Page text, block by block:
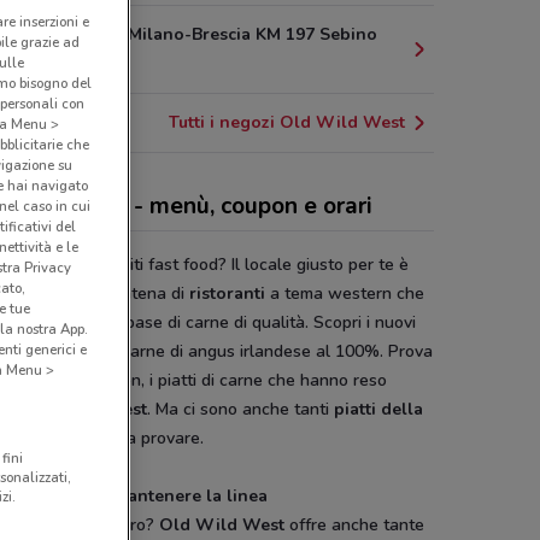
Autostrada Milano-Brescia KM 197 Sebino
Tutti i negozi Old Wild West
West - menù, coupon e orari
stancato dei soliti fast food? Il locale giusto per te è
West
, la catena di ristoranti a tema western che
e piatti a base di carne di qualità. Scopri i nuovi
Burgers, con carne di angus irlandese al 100%. Prova
del Saloon, i piatti di carne che hanno reso
Old Wild West. Ma ci sono anche tanti piatti della
Tex Mex da provare.
insalate per mantenere la linea
mantenerti leggero? Old Wild West offre anche tante
inserzioni e
grazie ad
bisogno del
con
Menu >
che
su
hai navigato
caso in cui
del
e le
Privacy
tue
nostra App.
generici e
Menu >
fini